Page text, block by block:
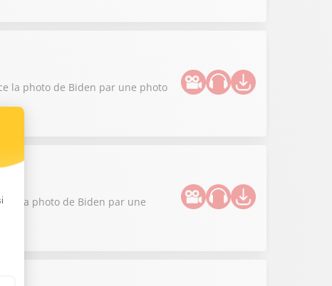
la photo de Biden par une photo
la photo de Biden par une